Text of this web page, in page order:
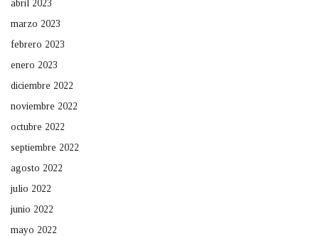
abril 2023
marzo 2023
febrero 2023
enero 2023
diciembre 2022
noviembre 2022
octubre 2022
septiembre 2022
agosto 2022
julio 2022
junio 2022
mayo 2022